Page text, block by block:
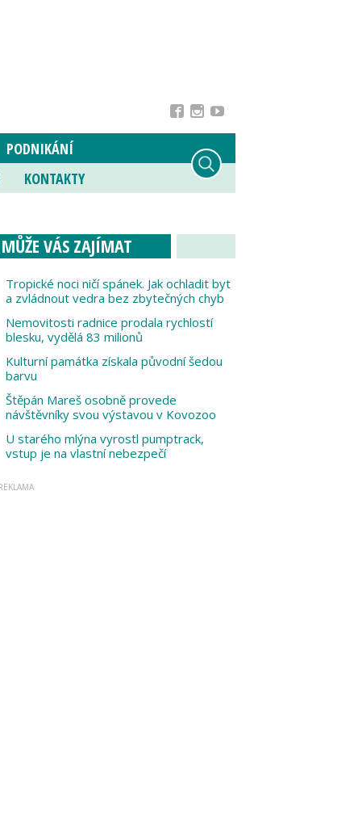
PODNIKÁNÍ
KONTAKTY
MŮŽE VÁS ZAJÍMAT
Tropické noci ničí spánek. Jak ochladit byt
a zvládnout vedra bez zbytečných chyb
Nemovitosti radnice prodala rychlostí
blesku, vydělá 83 milionů
Kulturní památka získala původní šedou
barvu
Štěpán Mareš osobně provede
návštěvníky svou výstavou v Kovozoo
U starého mlýna vyrostl pumptrack,
vstup je na vlastní nebezpečí